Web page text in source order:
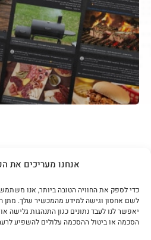
אנחנו מעריכים את
לשם אחסון וגישה למידע מהמכשיר שלך. מתן
יאפשר לנו לעבד נתונים כגון התנהגות גלישה
הסכמה או ביטול ההסכמה עלולים להשפיע
אותך